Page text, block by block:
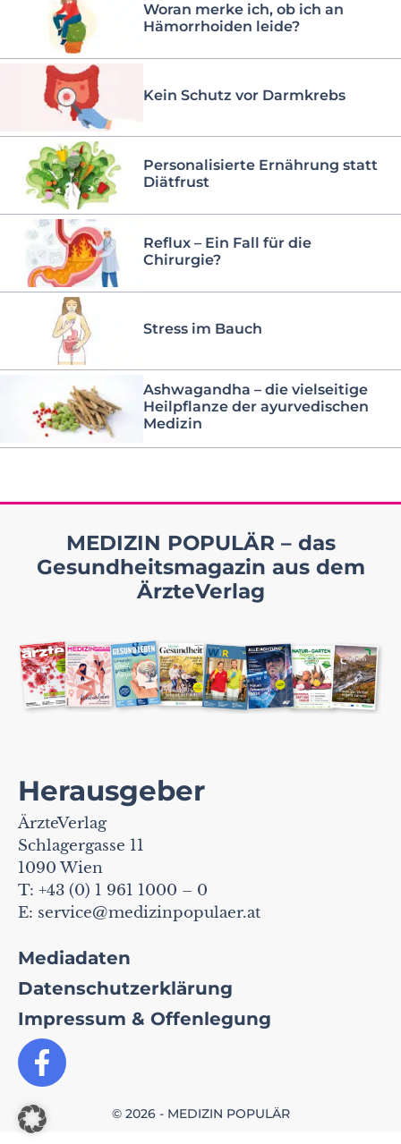
Woran merke ich, ob ich an
Hämorrhoiden leide?
Kein Schutz vor Darmkrebs
Personalisierte Ernährung statt
Diätfrust
Reflux – Ein Fall für die
Chirurgie?
Stress im Bauch
Ashwagandha – die vielseitige
Heilpflanze der ayurvedischen
Medizin
MEDIZIN POPULÄR – das
Gesundheitsmagazin aus dem
ÄrzteVerlag
Herausgeber
ÄrzteVerlag
Schlagergasse 11
1090 Wien
T: +43 (0) 1 961 1000 – 0
E: service@medizinpopulaer.at
Mediadaten
Datenschutzerklärung
Impressum & Offenlegung
© 2026 - MEDIZIN POPULÄR